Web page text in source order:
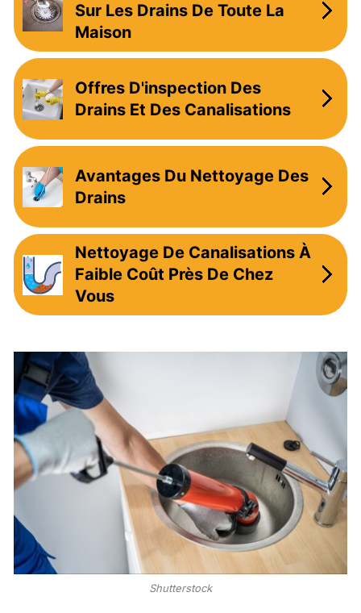
Sur Les Drains De Toute La
Maison
Offres D'inspection Des
Drains Et Des Canalisations
Avantages Du Nettoyage Des
Drains
Nettoyage De Canalisations À
Faible Coût Près De Chez
Vous
Shutterstock